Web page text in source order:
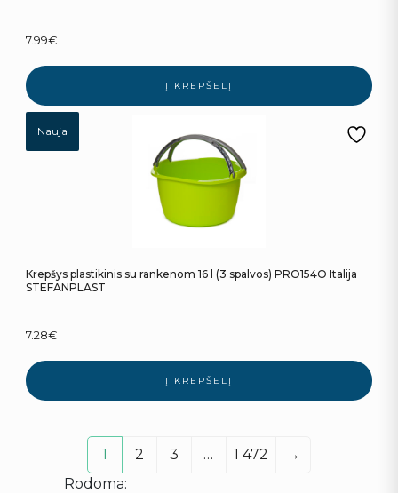
7.99€
Į KREPŠELĮ
Nauja
Krepšys plastikinis su rankenom 16 l (3 spalvos) PRO154O Italija
STEFANPLAST
7.28€
Į KREPŠELĮ
1 2 3 … 1 472
→
Rodoma: